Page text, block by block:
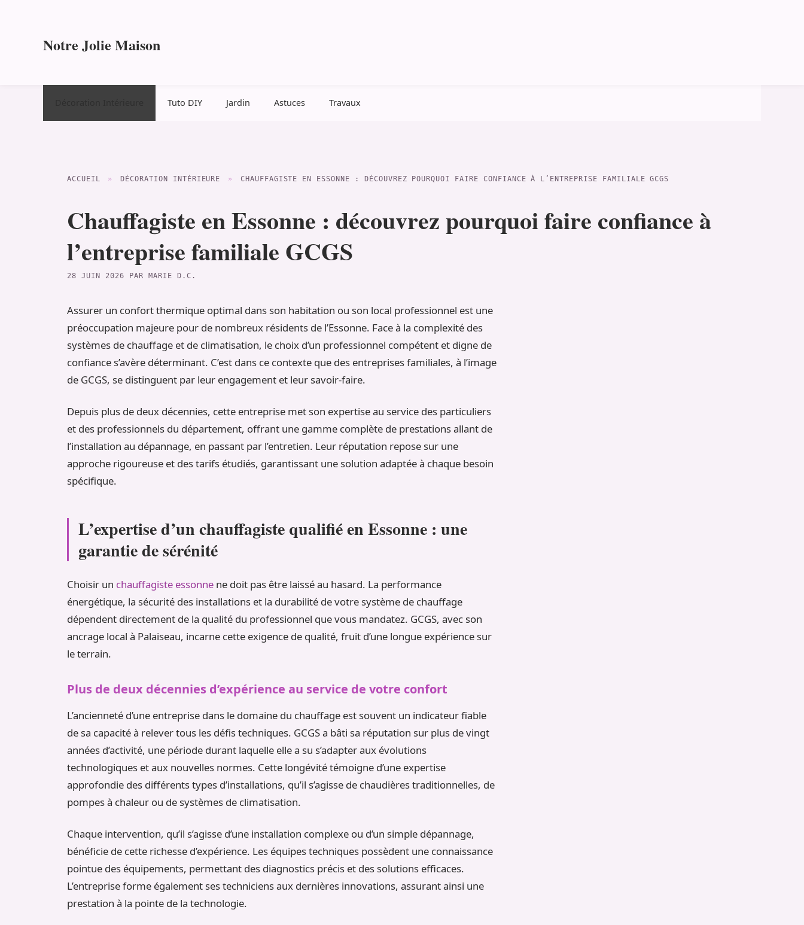
Notre Jolie Maison
Tuto DIY Jardin Astuces Travaux
ACCUEIL » DÉCORATION INTÉRIEURE » CHAUFFAGISTE EN ESSONNE : DÉCOUVREZ POURQUOI FAIRE CONFIANCE À L’ENTREPRISE FAMILIALE GCGS
Chauffagiste en Essonne : découvrez pourquoi faire confiance à
l’entreprise familiale GCGS
28 JUIN 2026 PAR MARIE D.C.
Assurer un confort thermique optimal dans son habitation ou son local professionnel est une
préoccupation majeure pour de nombreux résidents de l’Essonne. Face à la complexité des
systèmes de chauffage et de climatisation, le choix d’un professionnel compétent et digne de
confiance s’avère déterminant. C’est dans ce contexte que des entreprises familiales, à l’image
de GCGS, se distinguent par leur engagement et leur savoir-faire.
Depuis plus de deux décennies, cette entreprise met son expertise au service des particuliers
et des professionnels du département, offrant une gamme complète de prestations allant de
l’installation au dépannage, en passant par l’entretien. Leur réputation repose sur une
approche rigoureuse et des tarifs étudiés, garantissant une solution adaptée à chaque besoin
spécifique.
L’expertise d’un chauffagiste qualifié en Essonne : une
garantie de sérénité
Choisir un chauffagiste essonne ne doit pas être laissé au hasard. La performance
énergétique, la sécurité des installations et la durabilité de votre système de chauffage
dépendent directement de la qualité du professionnel que vous mandatez. GCGS, avec son
ancrage local à Palaiseau, incarne cette exigence de qualité, fruit d’une longue expérience sur
le terrain.
Plus de deux décennies d’expérience au service de votre confort
L’ancienneté d’une entreprise dans le domaine du chauffage est souvent un indicateur fiable
de sa capacité à relever tous les défis techniques. GCGS a bâti sa réputation sur plus de vingt
années d’activité, une période durant laquelle elle a su s’adapter aux évolutions
technologiques et aux nouvelles normes. Cette longévité témoigne d’une expertise
approfondie des différents types d’installations, qu’il s’agisse de chaudières traditionnelles, de
pompes à chaleur ou de systèmes de climatisation.
Chaque intervention, qu’il s’agisse d’une installation complexe ou d’un simple dépannage,
bénéficie de cette richesse d’expérience. Les équipes techniques possèdent une connaissance
pointue des équipements, permettant des diagnostics précis et des solutions efficaces.
L’entreprise forme également ses techniciens aux dernières innovations, assurant ainsi une
prestation à la pointe de la technologie.